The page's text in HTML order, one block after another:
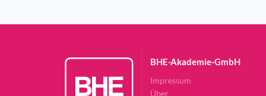
BHE-Akademie-GmbH
Impressum
Über